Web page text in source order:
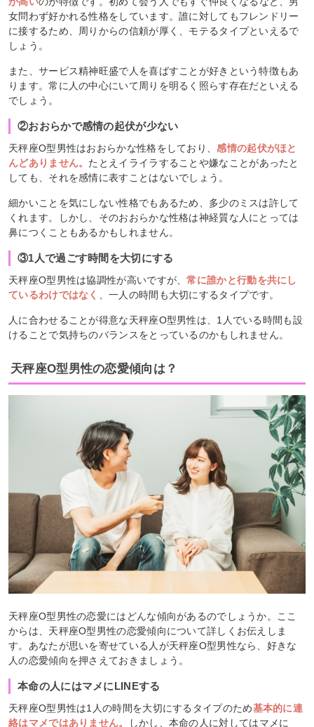
女問わず好かれる性格をしています。誰に対してもフレンドリー
に接するため、周りからの信頼が厚く、モテるタイプといえるで
しょう。
また、サービス精神旺盛で人を喜ばすことが好きという特徴もあ
ります。常に人の中心にいて周りを明るく照らす存在だといえる
でしょう。
②おおらかで感情の起伏が少ない
天秤座O型男性はおおらかな性格をしており、感情の起伏がほと
んどありません。 たとえイライラすることや嫌なことがあったと
しても、それを感情に表すことはないでしょう。
細かいことを気にしない性格でもあるため、多少のミスは許して
くれます。しかし、そのおおらかな性格は神経質な人にとっては
鼻につくこともあるかもしれません。
③1人で過ごす時間を大切にする
天秤座O型男性は協調性が高いですが、常に誰かと行動を共にし
ているわけではなく 、一人の時間も大切にするタイプです。
人に合わせることが得意な天秤座O型男性は、1人でいる時間も設
けることで気持ちのバランスをとっているのかもしれません。
天秤座O型男性の恋愛傾向は？
天秤座O型男性の恋愛にはどんな傾向があるのでしょうか。ここ
からは、天秤座O型男性の恋愛傾向について詳しくお伝えしま
す。あなたが思いを寄せている人が天秤座O型男性なら、好きな
人の恋愛傾向を押さえておきましょう。
本命の人にはマメにLINEする
天秤座O型男性は1人の時間を大切にするタイプのため基本的に連
絡はマメではありません。
しかし、本命の人に対してはマメに